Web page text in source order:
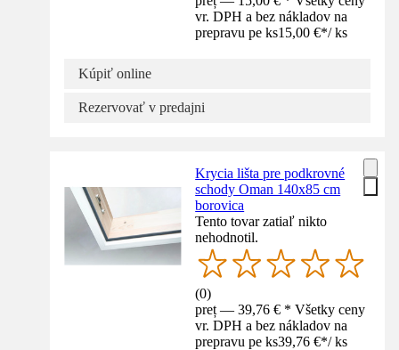
vr. DPH a bez nákladov na
prepravu pe ks15,00 €*/ ks
Kúpiť online
Rezervovať v predajni
Krycia lišta pre podkrovné
schody Oman 140x85 cm
borovica
Tento tovar zatiaľ nikto
nehodnotil.
(0)
preț — 39,76 € * Všetky ceny
vr. DPH a bez nákladov na
prepravu pe ks39,76 €*/ ks